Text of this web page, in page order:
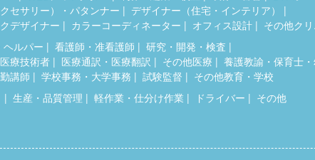
セサリー）・パタンナー
デザイナー（住宅・インテリア）
デザイナー
カラーコーディネーター オフィス設計 その他ク
ヘルパー 看護師・准看護師
研究・開発・検査
療技術者
医療通訳・医療翻訳 その他医療
養護教諭・保育士
講師
学校事務・大学事務 試験監督
その他教育・学校
生産・品質管理 軽作業・仕分け作業 ドライバー その他